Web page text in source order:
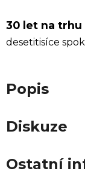
30 let na trhu
desetitisíce
Popis
Diskuze
Ostatní